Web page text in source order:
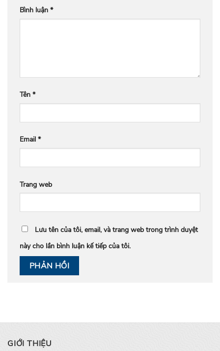
Bình luận *
Tên *
Email *
Trang web
Lưu tên của tôi, email, và trang web trong trình duyệt
này cho lần bình luận kế tiếp của tôi.
GIỚI THIỆU